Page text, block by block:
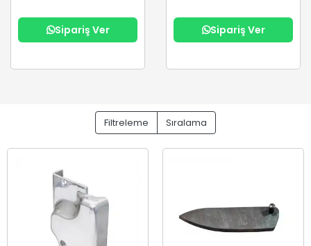
Sipariş Ver Sipariş Ver
Filtreleme Sıralama